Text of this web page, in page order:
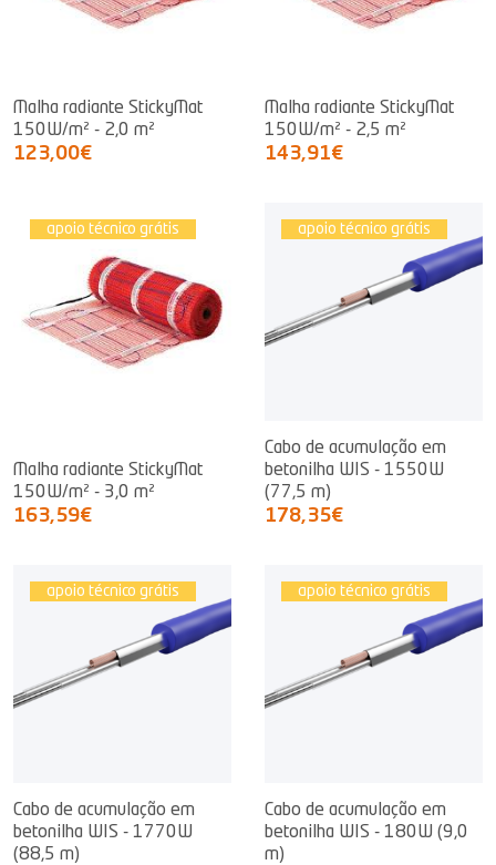
Malha radiante StickyMat
150W/m² - 2,0 m²
123,00€
Malha radiante StickyMat
150W/m² - 2,5 m²
143,91€
apoio técnico grátis
Malha radiante StickyMat
150W/m² - 3,0 m²
163,59€
apoio técnico grátis
Cabo de acumulação em
betonilha WIS - 1550W
(77,5 m)
178,35€
apoio técnico grátis
Cabo de acumulação em
betonilha WIS - 1770W
(88,5 m)
apoio técnico grátis
Cabo de acumulação em
betonilha WIS - 180W (9,0
m)